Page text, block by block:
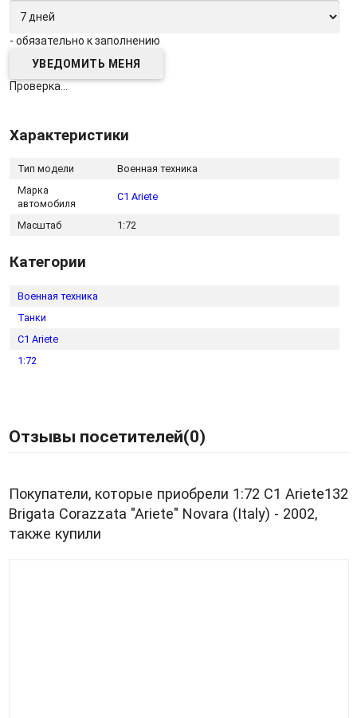
- обязательно к заполнению
Проверка...
Характеристики
Тип модели
Военная техника
Марка
автомобиля
C1 Ariete
Масштаб 1:72
Категории
Военная техника
Танки
C1 Ariete
1:72
Отзывы посетителей(0)
Покупатели, которые приобрели 1:72 C1 Ariete132
Brigata Corazzata "Ariete" Novara (Italy) - 2002,
также купили